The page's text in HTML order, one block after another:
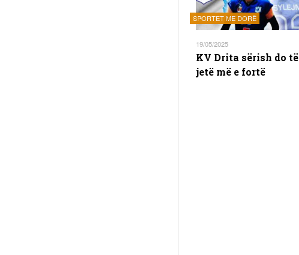
SPORTET ME DORË
19/05/2025
KV Drita sërish do të
jetë më e fortë